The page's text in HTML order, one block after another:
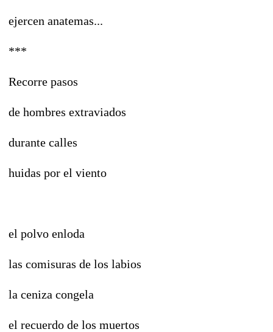
ejercen anatemas...
***
Recorre pasos
de hombres extraviados
durante calles
huidas por el viento
el polvo enloda
las comisuras de los labios
la ceniza congela
el recuerdo de los muertos